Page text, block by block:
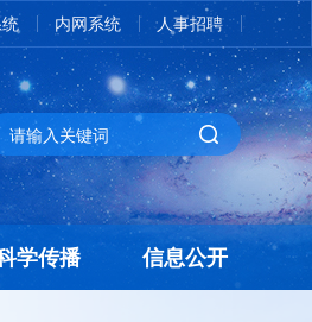
内网系统 人事招聘
学传播 信息公开